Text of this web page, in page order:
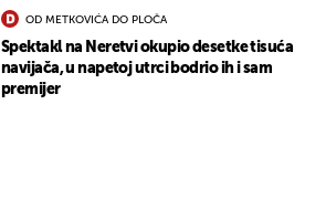
OD METKOVIĆA DO PLOČA
Spektakl na Neretvi okupio desetke tisuća
navijača, u napetoj utrci bodrio ih i sam
premijer